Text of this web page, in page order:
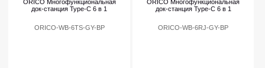
ORICO Многофункциональная
док-станция Type-C 6 в 1
ORICO-WB-6TS-GY-BP
ORICO Многофункциональная
док-станция Type-C 6 в 1
ORICO-WB-6RJ-GY-BP